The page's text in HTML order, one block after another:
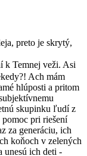
preto je skrytý,
k Temnej veži. Asi
Ach mám
hlúposti a pritom
skupinku ľudí z
pri riešení
za generáciu, ich
koňoch v zelených
unesú ich deti -